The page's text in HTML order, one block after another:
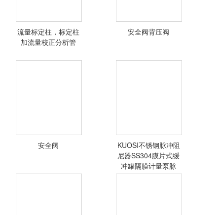
<查看详情> <查看详情>
<查看详情>
流量标定柱，标定柱
加流量校正分析管
<查看详情>
安全阀背压阀
安全阀
KUOSI不锈钢脉冲阻
尼器SS304膜片式缓
冲罐隔膜计量泵脉